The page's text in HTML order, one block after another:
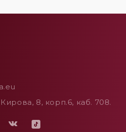
8, корп.6, каб. 708.